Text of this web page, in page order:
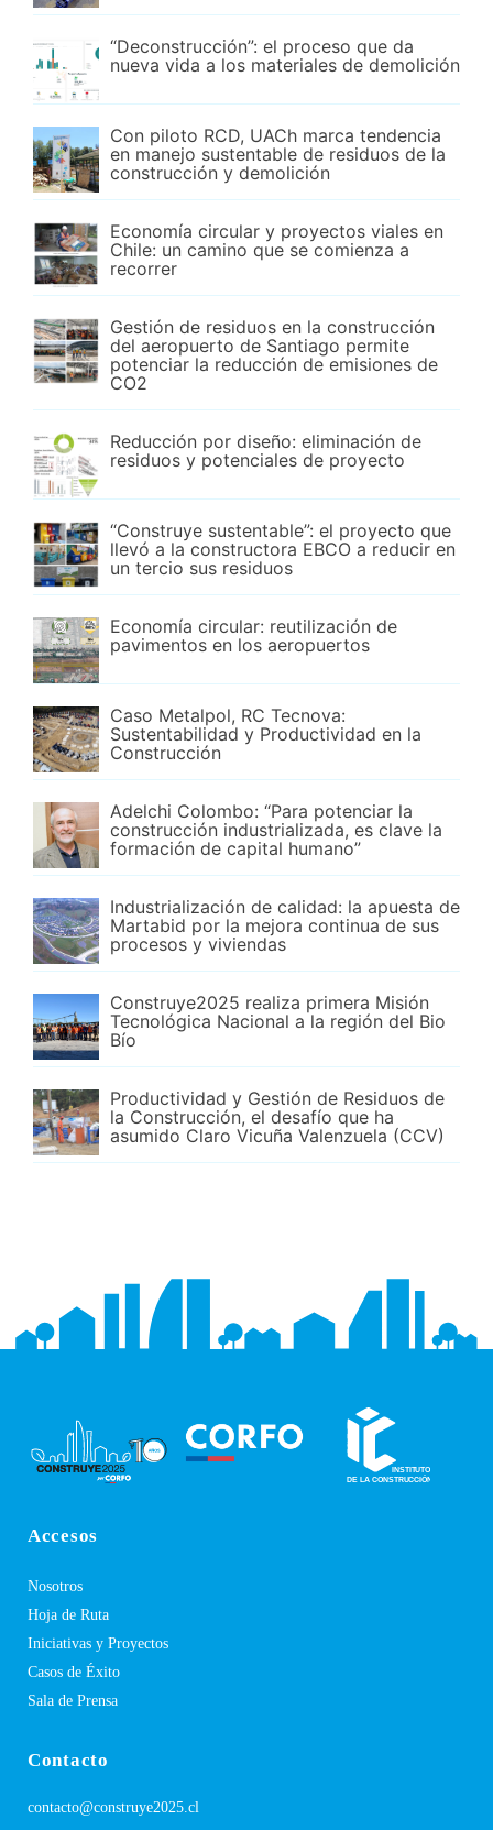
“Deconstrucción”: el proceso que da
nueva vida a los materiales de demolición
Con piloto RCD, UACh marca tendencia
en manejo sustentable de residuos de la
construcción y demolición
Economía circular y proyectos viales en
Chile: un camino que se comienza a
recorrer
Gestión de residuos en la construcción
del aeropuerto de Santiago permite
potenciar la reducción de emisiones de
CO2
Reducción por diseño: eliminación de
residuos y potenciales de proyecto
“Construye sustentable”: el proyecto que
llevó a la constructora EBCO a reducir en
un tercio sus residuos
Economía circular: reutilización de
pavimentos en los aeropuertos
Caso Metalpol, RC Tecnova:
Sustentabilidad y Productividad en la
Construcción
Adelchi Colombo: “Para potenciar la
construcción industrializada, es clave la
formación de capital humano”
Industrialización de calidad: la apuesta de
Martabid por la mejora continua de sus
procesos y viviendas
Construye2025 realiza primera Misión
Tecnológica Nacional a la región del Bio
Bío
Productividad y Gestión de Residuos de
la Construcción, el desafío que ha
asumido Claro Vicuña Valenzuela (CCV)
Accesos
Nosotros
Hoja de Ruta
Iniciativas y Proyectos
Casos de Éxito
Sala de Prensa
Contacto
contacto@construye2025.cl